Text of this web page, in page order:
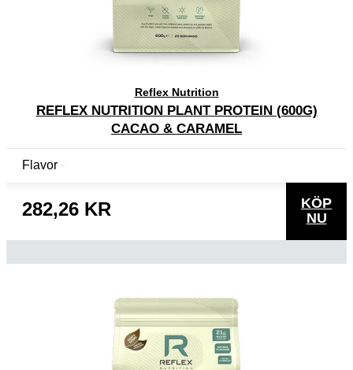
Reflex Nutrition
REFLEX NUTRITION PLANT PROTEIN (600G)
CACAO & CARAMEL
Flavor
282,26 KR
KÖP
NU